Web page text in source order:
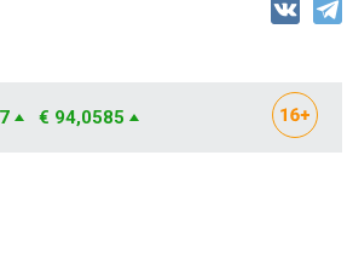
€ 94,0585